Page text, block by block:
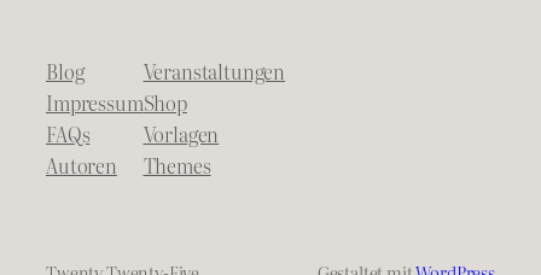
Blog
Impressum
FAQs
Autoren
Veranstaltungen
Shop
Vorlagen
Themes